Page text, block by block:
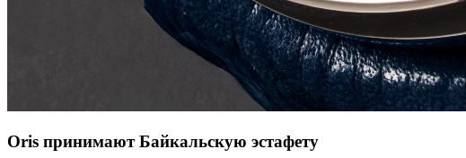
Oris принимают Байкальскую эстафету